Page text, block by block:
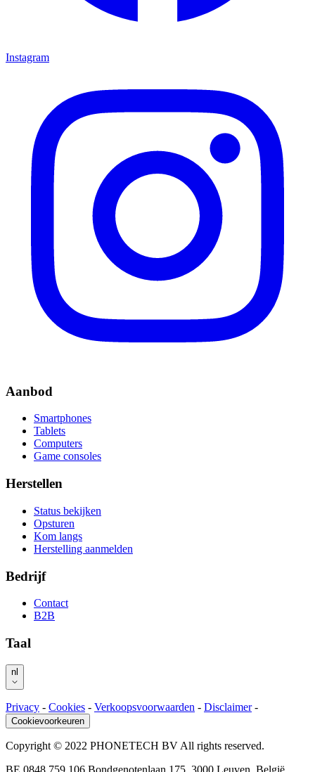
Instagram
Aanbod
Smartphones
Tablets
Computers
Game consoles
Herstellen
Status bekijken
Opsturen
Kom langs
Herstelling aanmelden
Bedrijf
Contact
B2B
Taal
nl
Privacy - Cookies - Verkoopsvoorwaarden - Disclaimer -
Cookievoorkeuren
Copyright © 2022 PHONETECH BV All rights reserved.
BE 0848.759.106 Bondgenotenlaan 175, 3000 Leuven, België